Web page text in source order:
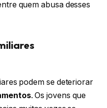
quem abusa desses
podem se deteriorar
. Os jovens que